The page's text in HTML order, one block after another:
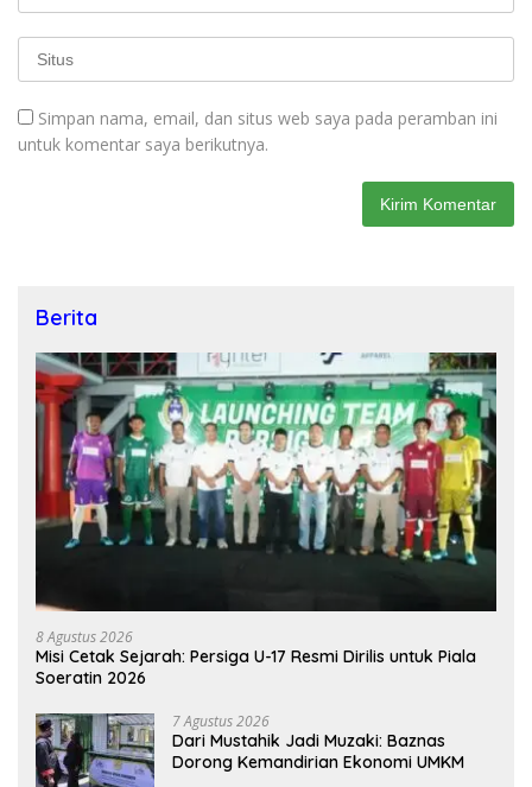
Simpan nama, email, dan situs web saya pada peramban ini
untuk komentar saya berikutnya.
Berita
8 Agustus 2026
Misi Cetak Sejarah: Persiga U-17 Resmi Dirilis untuk Piala
Soeratin 2026
7 Agustus 2026
Dari Mustahik Jadi Muzaki: Baznas
Dorong Kemandirian Ekonomi UMKM